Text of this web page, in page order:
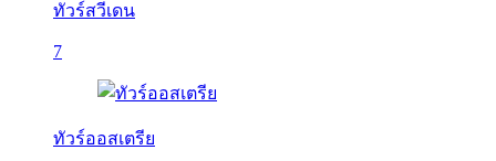
ทัวร์สวีเดน
7
ทัวร์ออสเตรีย